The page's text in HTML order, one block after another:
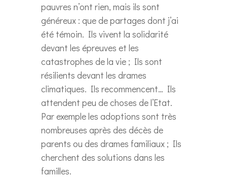
pauvres n’ont rien, mais ils sont
généreux : que de partages dont j’ai
été témoin. Ils vivent la solidarité
devant les épreuves et les
catastrophes de la vie ; Ils sont
résilients devant les drames
climatiques. Ils recommencent… Ils
attendent peu de choses de l’Etat.
Par exemple les adoptions sont très
nombreuses après des décès de
parents ou des drames familiaux ; Ils
cherchent des solutions dans les
familles.